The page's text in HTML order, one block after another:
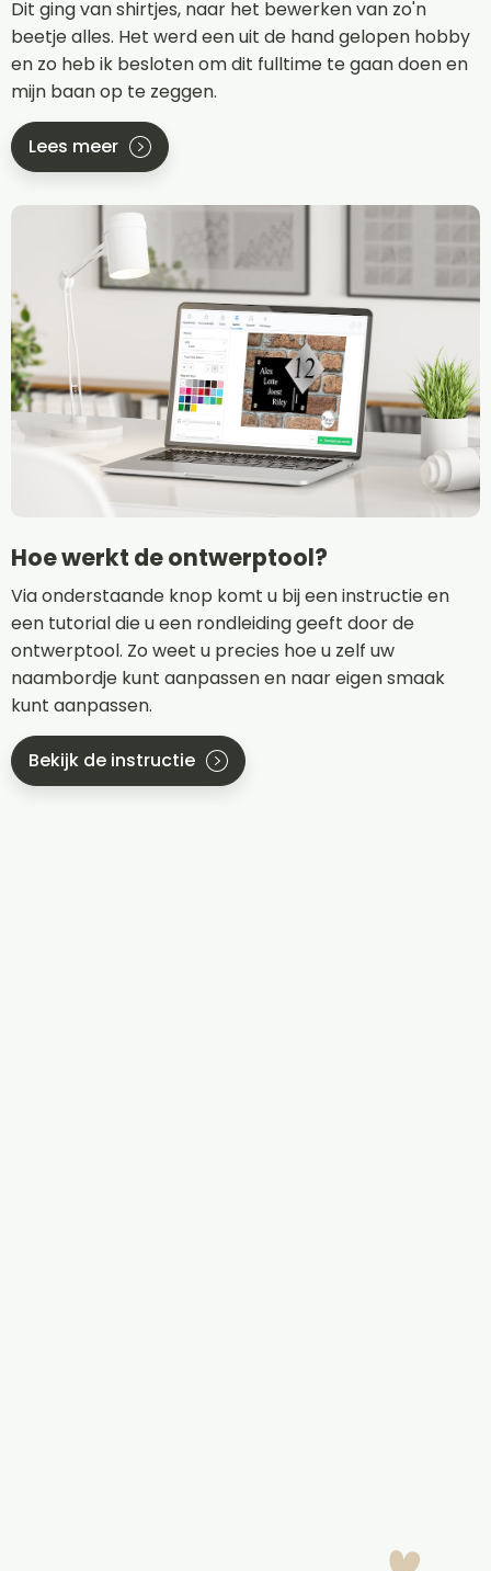
Dit ging van shirtjes, naar het bewerken van zo'n
beetje alles. Het werd een uit de hand gelopen hobby
en zo heb ik besloten om dit fulltime te gaan doen en
mijn baan op te zeggen.
Lees meer
Hoe werkt de ontwerptool?
Via onderstaande knop komt u bij een instructie en
een tutorial die u een rondleiding geeft door de
ontwerptool. Zo weet u precies hoe u zelf uw
naambordje kunt aanpassen en naar eigen smaak
kunt aanpassen.
Bekijk de instructie